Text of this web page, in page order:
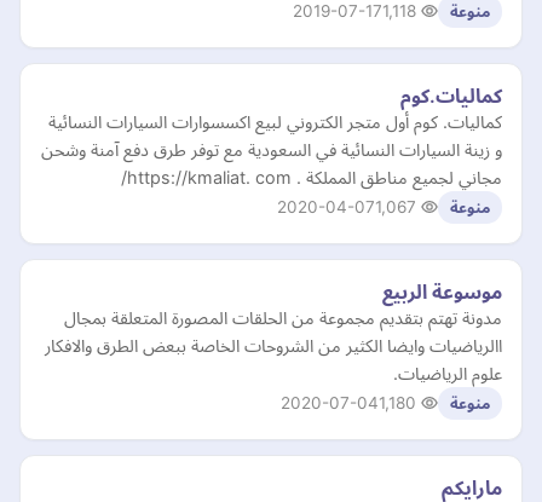
منوعة 2019-07-17
كماليات.كوم
كماليات. كوم أول متجر الكتروني لبيع اكسسوارات السيارات النسائية
و زينة السيارات النسائية في السعودية مع توفر طرق دفع آمنة وشحن
مجاني لجميع مناطق المملكة . https://kmaliat. com/
منوعة 2020-04-07
موسوعة الربيع
مدونة تهتم بتقديم مجموعة من الحلقات المصورة المتعلقة بمجال
االرياضيات وايضا الكثير من الشروحات الخاصة ببعض الطرق والافكار
علوم الرياضيات.
منوعة 2020-07-04
مارايكم